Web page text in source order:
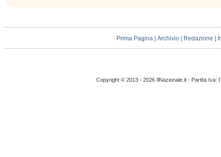
Prima Pagina |Archivio Redazione
Copyright © 2013 - 2026 IlNazionale.it - Partita Iva: